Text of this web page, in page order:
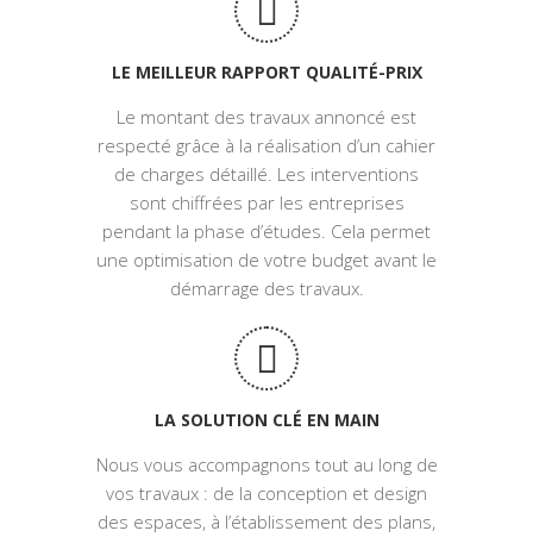
LE MEILLEUR RAPPORT QUALITÉ-PRIX
Le montant des travaux annoncé est
respecté grâce à la réalisation d’un cahier
de charges détaillé. Les interventions
sont chiffrées par les entreprises
pendant la phase d’études. Cela permet
une optimisation de votre budget avant le
démarrage des travaux.
LA SOLUTION CLÉ EN MAIN
Nous vous accompagnons tout au long de
vos travaux : de la conception et design
des espaces, à l’établissement des plans,